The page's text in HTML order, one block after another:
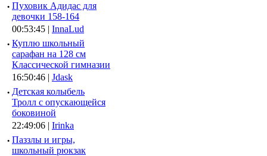
· Пуховик Адидас для
девочки 158-164
00:53:45 | InnaLud
· Куплю школьный
сарафан на 128 см
Классической гимназии
16:50:46 | Jdask
· Детская колыбель
Тролл с опускающейся
боковиной
22:49:06 | Irinka
· Паззлы и игры,
школьный рюкзак